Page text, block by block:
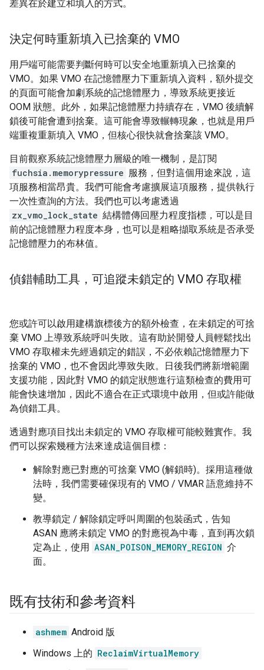
差異在於建立和填入的方式。
決定何時重新填入已捨棄的 VMO
用戶端可能需要判斷何時可以安全地重新填入已捨棄的
VMO。如果 VMO 在記憶體壓力下重新填入資料，額外提交
的頁面可能會加劇系統的記憶體壓力，導致系統更接近
OOM 狀態。此外，如果記憶體壓力持續存在，VMO 後續解
鎖後可能會遭到捨棄。這可能會導致輾轉現象，也就是用戶
端重複重新填入 VMO，但核心很快就會捨棄該 VMO。
目前觀察系統記憶體壓力層級的唯一機制，是訂閱
fuchsia.memorypressure 服務，但對這個用途來說，這
項服務相當昂貴。我們可能會考慮擴展這項服務，提供執行
一次性查詢的方法。我們也可以考慮透過
zx_vmo_lock_state 結構體傳回壓力程度指標，可以是目
前的記憶體壓力程度本身，也可以是粗略擷取系統是否承受
記憶體壓力的布林值。
偵錯輔助工具，可追蹤未鎖定的 VMO 存取權
您或許可以啟用建構旗標後方的額外檢查，在未鎖定的可捨
棄 VMO 上導致系統呼叫失敗。這有助於開發人員輕鬆找出
VMO 存取權未先經過鎖定的錯誤，不必依賴記憶體壓力下
捨棄的 VMO，也不會因此導致失敗。日後我們將新增範圍
支援功能，因此對 VMO 的鎖定狀態進行這類檢查的費用可
能會快速增加，因此不適合在正式環境中啟用，但或許能做
為偵錯工具。
透過對應項目找出未鎖定的 VMO 存取權可能較難實作。我
們可以探索幾種方法來達成這個目標：
解除對應已對應的可捨棄 VMO (解鎖時)。採用這種做
法時，我們需要確保現有的 VMO / VMAR 語意維持不
變。
教導鎖定 / 解除鎖定呼叫周圍的包裝函式，告知
ASAN 應將未鎖定 VMO 的對應視為中毒，直到再次鎖
定為止，使用 ASAN_POISON_MEMORY_REGION 介
面。
既有技術和參考資料
ashmem Android 版
Windows 上的 ReclaimVirtualMemory